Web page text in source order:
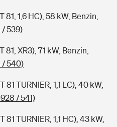
81, 1,6 HC), 58 kW, Benzin,
/ 539)
81, XR3), 71 kW, Benzin,
/ 540)
81 TURNIER, 1,1 LC), 40 kW,
/ 541)
81 TURNIER, 1,1 HC), 43 kW,